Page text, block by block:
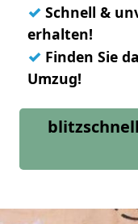
✓ Schnell &
erhalten!
✓ Finden Sie
Umzug!